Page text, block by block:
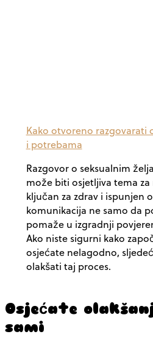
Kako otvoreno razgovarati
i potrebama
Razgovor o seksualnim
može biti osjetljiva tema
ključan za zdrav i ispunjen
komunikacija ne samo da
pomaže u izgradnji
Ako niste sigurni kako
osjećate nelagodno,
olakšati taj proces.
Osjećate
sami